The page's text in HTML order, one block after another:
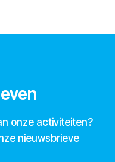
onze activiteiten?
nieuwsbrieve